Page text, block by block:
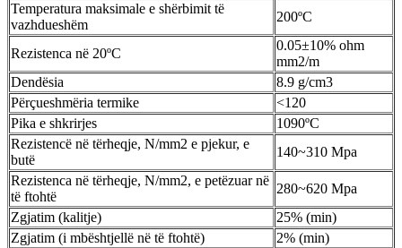
Temperatura maksimale e shërbimit të
vazhdueshëm
200ºC
Rezistenca në 20ºC
0.05±10% ohm
mm2/m
Dendësia
8.9 g/cm3
Përçueshmëria termike
<120
Pika e shkrirjes
1090ºC
Rezistencë në tërheqje, N/mm2 e pjekur, e
butë
140~310 Mpa
Rezistenca në tërheqje, N/mm2, e petëzuar në
të ftohtë
280~620 Mpa
Zgjatim (kalitje)
25% (min)
Zgjatim (i mbështjellë në të ftohtë)
2% (min)